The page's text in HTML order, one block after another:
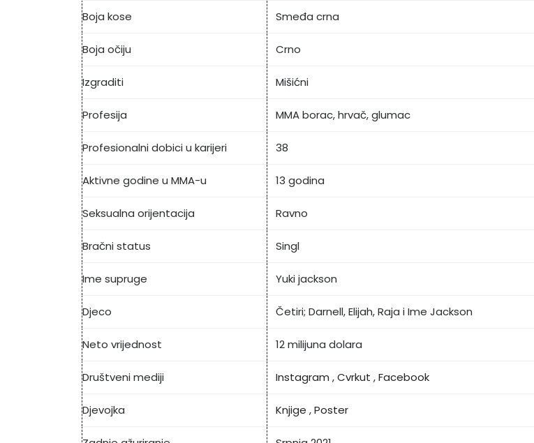
Boja kose Smeđa crna
Boja očiju Crno
Izgraditi Mišićni
Profesija MMA borac, hrvač, glumac
Profesionalni dobici u karijeri 38
Aktivne godine u MMA-u 13 godina
Seksualna orijentacija Ravno
Bračni status Singl
Ime supruge Yuki jackson
Djeco Četiri; Darnell, Elijah, Raja i Ime Jackson
Neto vrijednost 12 milijuna dolara
Društveni mediji Instagram ,Cvrkut ,Facebook
Djevojka Knjige ,Poster